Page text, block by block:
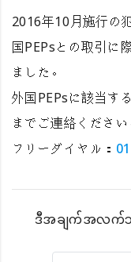
2016年10月施行の
国PEPsとの取引に
ました。
外国PEPsに該当す
までご連絡ください
フリーダイヤル：
ဒီအချက်အလက်